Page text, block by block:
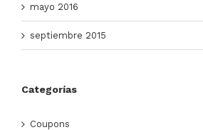
mayo 2016
septiembre 2015
Categorías
Coupons